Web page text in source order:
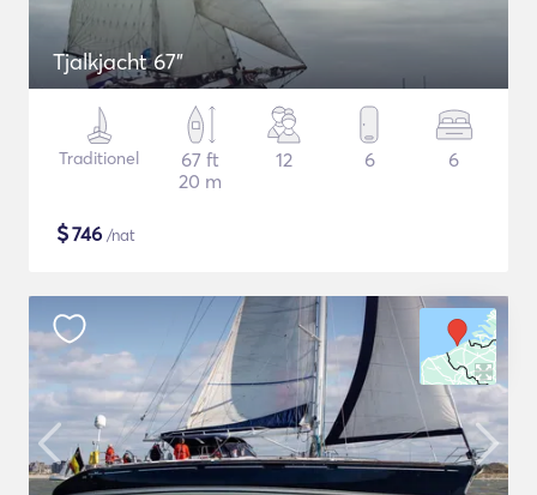
Tjalkjacht 67"
Traditionel
67 ft
20 m
12 6 6
$746 /nat